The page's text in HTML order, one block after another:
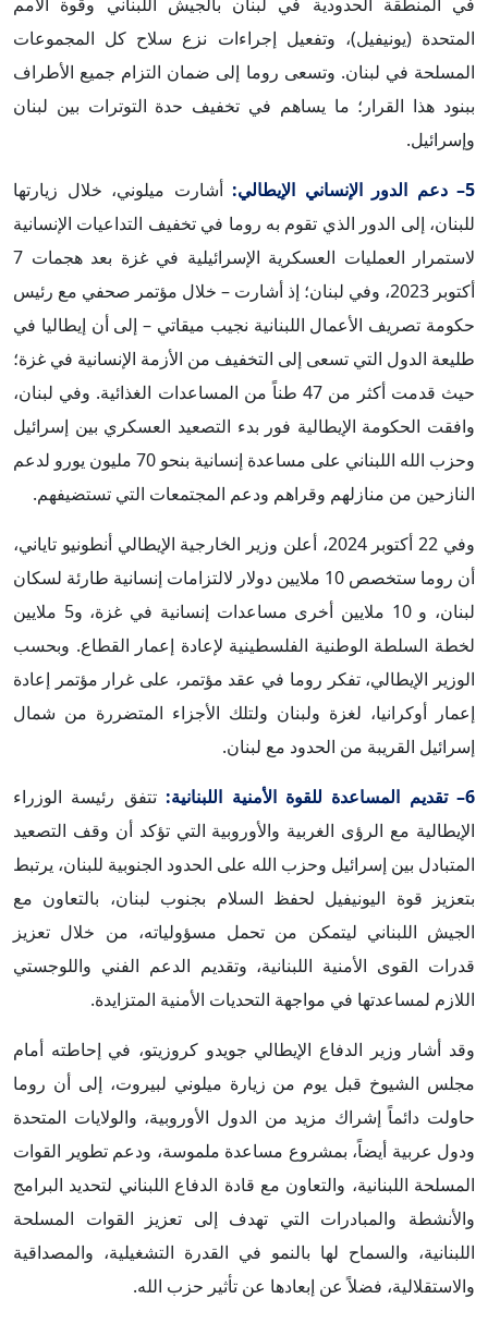
المتحدة (يونيفيل)، وتفعيل إجراءات نزع سلاح كل المجموعات
المسلحة في لبنان. وتسعى روما إلى ضمان التزام جميع الأطراف
ببنود هذا القرار؛ ما يساهم في تخفيف حدة التوترات بين لبنان
وإسرائيل.
5– دعم الدور الإنساني الإيطالي:
أشارت ميلوني، خلال زيارتها
للبنان، إلى الدور الذي تقوم به روما في تخفيف التداعيات الإنسانية
لاستمرار العمليات العسكرية الإسرائيلية في غزة بعد هجمات 7
أكتوبر 2023، وفي لبنان؛ إذ أشارت – خلال مؤتمر صحفي مع رئيس
حكومة تصريف الأعمال اللبنانية نجيب ميقاتي – إلى أن إيطاليا في
طليعة الدول التي تسعى إلى التخفيف من الأزمة الإنسانية في غزة؛
حيث قدمت أكثر من 47 طناً من المساعدات الغذائية. وفي لبنان،
وافقت الحكومة الإيطالية فور بدء التصعيد العسكري بين إسرائيل
وحزب الله اللبناني على مساعدة إنسانية بنحو 70 مليون يورو لدعم
النازحين من منازلهم وقراهم ودعم المجتمعات التي تستضيفهم.
وفي 22 أكتوبر 2024، أعلن وزير الخارجية الإيطالي أنطونيو تاياني،
أن روما ستخصص 10 ملايين دولار لالتزامات إنسانية طارئة لسكان
لبنان، و 10 ملايين أخرى مساعدات إنسانية في غزة، و5 ملايين
لخطة السلطة الوطنية الفلسطينية لإعادة إعمار القطاع. وبحسب
الوزير الإيطالي، تفكر روما في عقد مؤتمر، على غرار مؤتمر إعادة
إعمار أوكرانيا، لغزة ولبنان ولتلك الأجزاء المتضررة من شمال
إسرائيل القريبة من الحدود مع لبنان.
6– تقديم المساعدة للقوة الأمنية اللبنانية:
تتفق رئيسة الوزراء
الإيطالية مع الرؤى الغربية والأوروبية التي تؤكد أن وقف التصعيد
المتبادل بين إسرائيل وحزب الله على الحدود الجنوبية للبنان، يرتبط
بتعزيز قوة اليونيفيل لحفظ السلام بجنوب لبنان، بالتعاون مع
الجيش اللبناني ليتمكن من تحمل مسؤولياته، من خلال تعزيز
قدرات القوى الأمنية اللبنانية، وتقديم الدعم الفني واللوجستي
اللازم لمساعدتها في مواجهة التحديات الأمنية المتزايدة.
وقد أشار وزير الدفاع الإيطالي جويدو كروزيتو، في إحاطته أمام
مجلس الشيوخ قبل يوم من زيارة ميلوني لبيروت، إلى أن روما
حاولت دائماً إشراك مزيد من الدول الأوروبية، والولايات المتحدة
ودول عربية أيضاً، بمشروع مساعدة ملموسة، ودعم تطوير القوات
المسلحة اللبنانية، والتعاون مع قادة الدفاع اللبناني لتحديد البرامج
والأنشطة والمبادرات التي تهدف إلى تعزيز القوات المسلحة
اللبنانية، والسماح لها بالنمو في القدرة التشغيلية، والمصداقية
والاستقلالية، فضلاً عن إبعادها عن تأثير حزب الله.